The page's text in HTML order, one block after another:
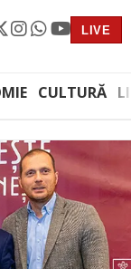
LIVE
CULTURĂ